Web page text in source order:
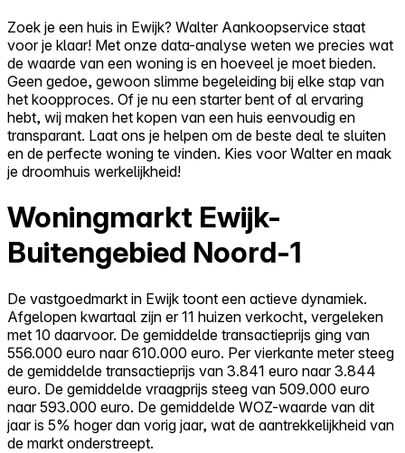
Zoek je een huis in Ewijk? Walter Aankoopservice staat
voor je klaar! Met onze data-analyse weten we precies wat
de waarde van een woning is en hoeveel je moet bieden.
Geen gedoe, gewoon slimme begeleiding bij elke stap van
het koopproces. Of je nu een starter bent of al ervaring
hebt, wij maken het kopen van een huis eenvoudig en
transparant. Laat ons je helpen om de beste deal te sluiten
en de perfecte woning te vinden. Kies voor Walter en maak
je droomhuis werkelijkheid!
Woningmarkt Ewijk-
Buitengebied Noord-1
De vastgoedmarkt in Ewijk toont een actieve dynamiek.
Afgelopen kwartaal zijn er 11 huizen verkocht, vergeleken
met 10 daarvoor. De gemiddelde transactieprijs ging van
556.000 euro naar 610.000 euro. Per vierkante meter steeg
de gemiddelde transactieprijs van 3.841 euro naar 3.844
euro. De gemiddelde vraagprijs steeg van 509.000 euro
naar 593.000 euro. De gemiddelde WOZ-waarde van dit
jaar is 5% hoger dan vorig jaar, wat de aantrekkelijkheid van
de markt onderstreept.